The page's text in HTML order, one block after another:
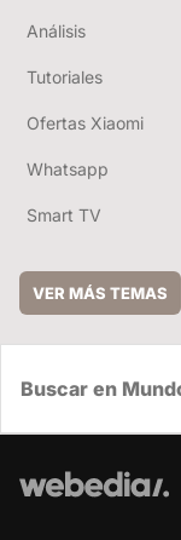
Análisis
Tutoriales
Ofertas Xiaomi
Whatsapp
Smart TV
VER MÁS TEMAS